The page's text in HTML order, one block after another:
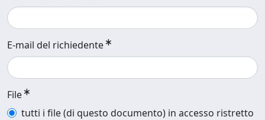
E-mail del richiedente
File
tutti i file (di questo documento) in accesso ristretto